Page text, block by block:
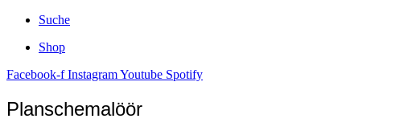
Suche
Shop
Facebook-f InstagramYoutube Spotify
Planschemalöör